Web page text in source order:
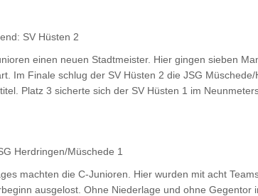
SV Hüsten 2
einen neuen Stadtmeister. Hier gingen sieben
Im Finale schlug der SV Hüsten 2 die JSG
Platz 3 sicherte sich der SV Hüsten 1 im
Herdringen/Müschede 1
machten die C-Junioren. Hier wurden mit acht
ausgelost. Ohne Niederlage und ohne Gegentor